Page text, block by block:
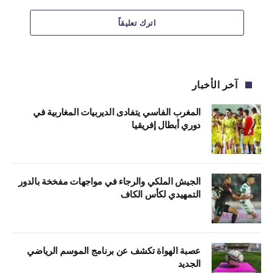
اترك تعليقاً
آخر الأخبار
المغرب الفاسي يتفادى الديربيات المغاربية في
دوري أبطال إفريقيا
الجيش الملكي والرجاء في مواجهات مفخخة بالدور
التمهيدي لكأس الكاف
عصبة الهواة تكشف عن برنامج الموسم الرياضي
الجديد